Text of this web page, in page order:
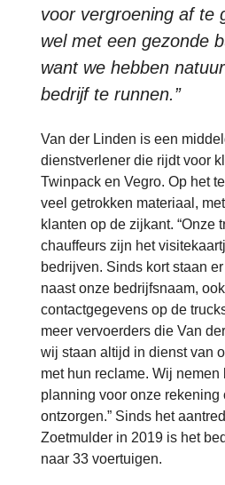
voor vergroening af te
wel met een gezonde
want we hebben
bedrijf te runnen.”
Van der Linden is een
dienstverlener die rijdt voor
Twinpack en Vegro. Op het
veel getrokken materiaal,
klanten op de zijkant. “Onze
chauffeurs zijn het
bedrijven. Sinds kort staan
naast onze bedrijfsnaam,
contactgegevens op de
meer vervoerders die Van
wij staan altijd in dienst van
met hun reclame. Wij nemen
planning voor onze rekening
ontzorgen.” Sinds het
Zoetmulder in 2019 is het
naar 33 voertuigen.